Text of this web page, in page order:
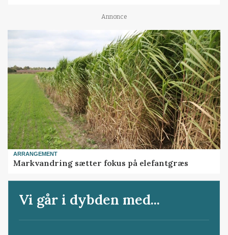
Annonce
ARRANGEMENT
Markvandring sætter fokus på elefantgræs
Vi går i dybden med...